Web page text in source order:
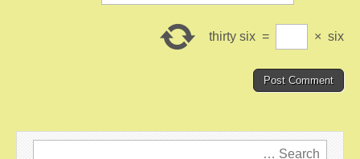
six
×
=
thirty six
Search